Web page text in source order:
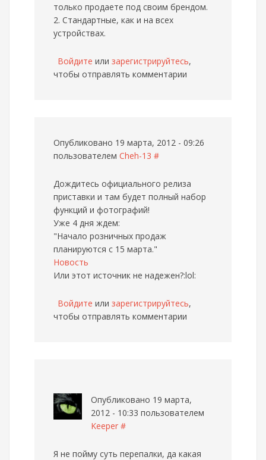
только продаете под своим брендом.
2. Стандартные, как и на всех
устройствах.
Войдите или зарегистрируйтесь,
чтобы отправлять комментарии
Опубликовано 19 марта, 2012 - 09:26
пользователем Cheh-13 #
Дождитесь официального релиза
приставки и там будет полный набор
функций и фотографий!
Уже 4 дня ждем:
"Начало розничных продаж
планируются с 15 марта."
Новость
Или этот источник не надежен?:lol:
Войдите или зарегистрируйтесь,
чтобы отправлять комментарии
Опубликовано 19 марта,
2012 - 10:33 пользователем
Keeper #
Я не пойму суть перепалки, да какая